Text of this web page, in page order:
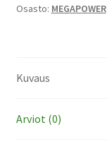
pelkkä
Osasto: MEGAPOWER
Kuvaus
Arviot (0)